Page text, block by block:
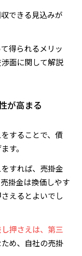
できる見込みが
得られるメリッ
面に関して解説
が高まる
することで、債
す。
すれば、売掛金
掛金は換価しやす
えるとよいでし
押さえは、第三
め、自社の売掛